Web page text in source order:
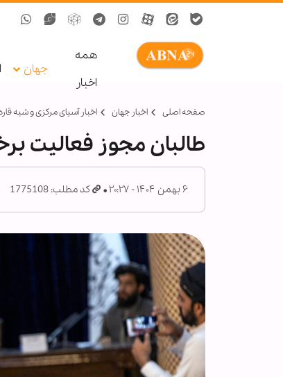
همه
اخبار
جهان
صفحه اصلی اخبار جهان اخبار آسیای مرکزی و شبه
طالبان مجوز فعالیت
۶ بهمن ۱۴۰۴ - ۲۰:۲۷ کد مطلب: 1775108